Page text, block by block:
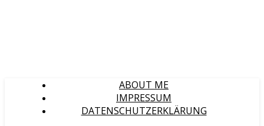
ABOUT ME
IMPRESSUM
DATENSCHUTZERKLÄRUNG